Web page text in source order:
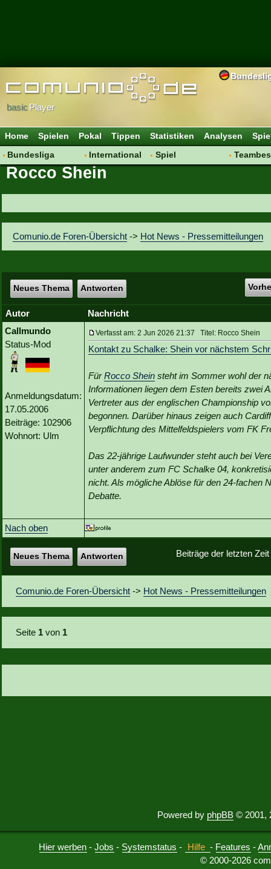
basicPlayer
Home Spielen Pokal Tippen Statistiken Analysen
Bundesliga
Hot News
Vereinsdiskussion
Vereinsfragen
International
Vereine
Spiel
Rocco Shein
Comunio.de Foren-Übersicht -> Hot News - Pressemitteilungen
Neues Thema Antworten
Autor
Nachricht
Callmundo
Status-Mod
Anmeldungsdatum:
17.05.2006
Beiträge: 102906
Wohnort: Ulm
Verfasst am: 2 Jun 2026 21:37 Titel: Rocco Shein
Kontakt zu Schalke: Shein vor nächstem
FürRocco Shein steht im Sommer wohl der
Informationen liegen dem Esten bereits zwei
Vertreter aus der englischen Championship
begonnen. Darüber hinaus zeigen auch
Verpflichtung des Mittelfeldspielers vom FK
Das 22-jährige Laufwunder steht auch bei
unter anderem zum FC Schalke 04,
nicht. Als mögliche Ablöse für den 24-fachen
Debatte.
Nach oben
Beiträge der letzten
Neues Thema Antworten
Comunio.de Foren-Übersicht -> Hot News - Pressemitteilungen
Seite 1 von 1
Powered by phpBB © 2001,
Hier werben -Jobs - Systemstatus - Hilfe - Features -
© 2000-2026